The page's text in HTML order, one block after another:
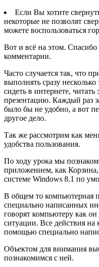
Если Вы хотите
некоторые не позволят
можете воспользоваться
Вот и всё на этом. Спасибо
комментарии.
Часто случается так, что
выполнять сразу
сидеть в интернете,
презентацию. Каждый раз
было бы не удобно, а вот
другое дело.
Так же рассмотрим как
удобства пользования.
По ходу урока мы
приложением, как
системе Windows 8.1 по
В общем то компьютерная
специально написанных
говорят компьютеру как
ситуации. Все действия на
помощью специально
Объектом для внимания
познакомимся с ней.